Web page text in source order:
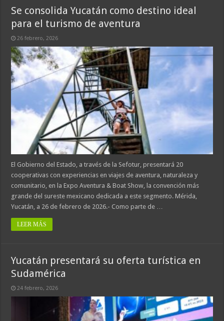
Se consolida Yucatán como destino ideal
para el turismo de aventura
26 febrero, 2026
El Gobierno del Estado, a través de la Sefotur, presentará 20
cooperativas con experiencias en viajes de aventura, naturaleza y
comunitario, en la Expo Aventura & Boat Show, la convención más
grande del sureste mexicano dedicada a este segmento. Mérida,
Yucatán, a 26 de febrero de 2026.- Como parte de …
LEER MÁS
Yucatán presentará su oferta turística en
Sudamérica
24 febrero, 2026